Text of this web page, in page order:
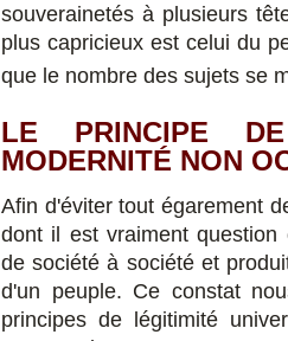
souverainetés à plusieurs
plus capricieux est celui du
que le nombre des sujets se
LE PRINCIPE
MODERNITÉ NON
Afin d'éviter tout égarement
dont il est vraiment
de société à société et
d'un peuple. Ce constat
principes de légitimité